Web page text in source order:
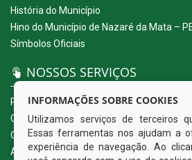
História do Município
Hino do Município de Nazaré da Mata –
Símbolos Oficiais
NOSSOS SERVIÇOS
Portal da Transparência
Carta de Serviços ao Usuário
Ouvidoria Eletrônica
Acesso a Informação (eSIC)
INFORMAÇÕES SOBRE COOKIES
Utilizamos serviços de terceiros
Essas ferramentas nos ajudam a
experiência de navegação. Ao